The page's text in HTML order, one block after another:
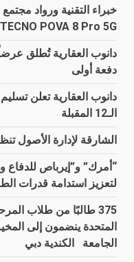
خبراء التقنية ورواد
TECNO POVA 8 Pro 5G
دانوب العقارية تُطلق
دفعة أولى
الـ12 المقبلة
الشارقة لإدارة الأصول
“أمرك” و”إيرباص للدفاع
لتعزيز استدامة قدرات
375 طالبًا من طلاب
المتحدة ينضمون إلى
الجامعة الكندية دبي